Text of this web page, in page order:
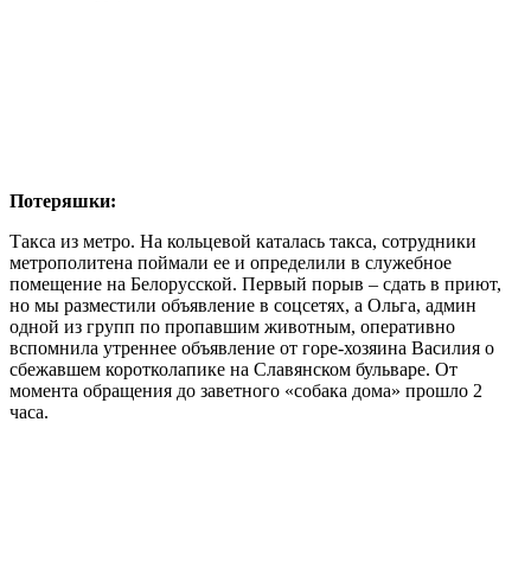
Потеряшки:
Такса из метро. На кольцевой каталась такса, сотрудники
метрополитена поймали ее и определили в служебное
помещение на Белорусской. Первый порыв – сдать в приют,
но мы разместили объявление в соцсетях, а Ольга, админ
одной из групп по пропавшим животным, оперативно
вспомнила утреннее объявление от горе-хозяина Василия о
сбежавшем коротколапике на Славянском бульваре. От
момента обращения до заветного «собака дома» прошло 2
часа.